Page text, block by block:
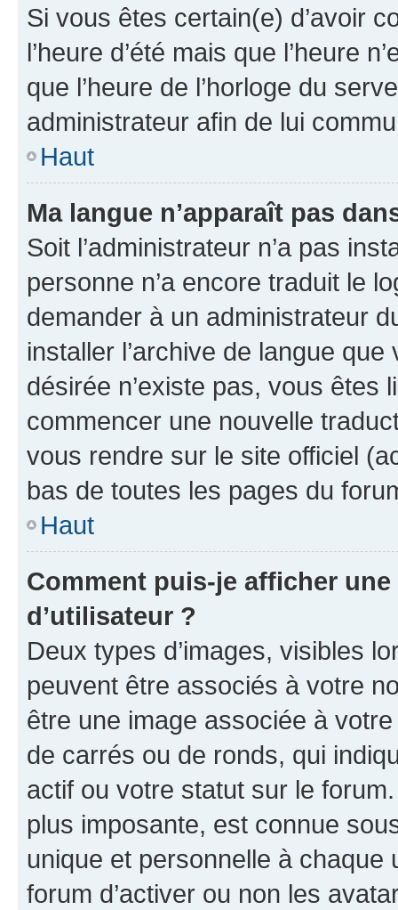
Si vous êtes certain(e) d’avoir
l’heure d’été mais que l’heure
que l’heure de l’horloge du
administrateur afin de lui
Haut
Ma langue n’apparaît pas
Soit l’administrateur n’a pas
personne n’a encore traduit le
demander à un administrateur
installer l’archive de langue
désirée n’existe pas, vous êtes
commencer une nouvelle
vous rendre sur le site officiel
bas de toutes les pages du
Haut
Comment puis-je afficher
d’utilisateur ?
Deux types d’images, visibles
peuvent être associés à votre
être une image associée à
de carrés ou de ronds, qui
actif ou votre statut sur le
plus imposante, est connue
unique et personnelle à chaque
forum d’activer ou non les